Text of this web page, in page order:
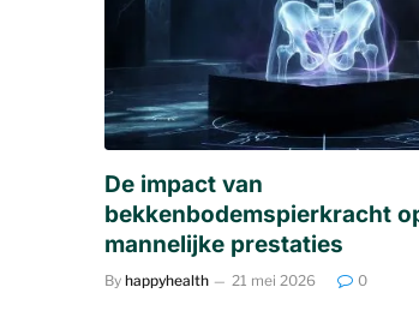
De impact van
bekkenbodemspierkracht
mannelijke prestaties
By happyhealth 21 mei 2026 0